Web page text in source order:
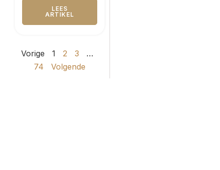
LEES
ARTIKEL
Vorige 1 2 3
…
74
Volgende